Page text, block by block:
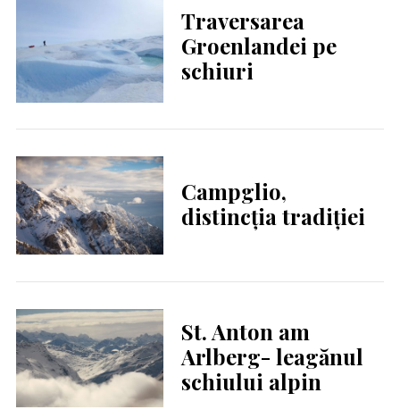
Traversarea
Groenlandei pe
schiuri
Campglio,
distincția tradiției
St. Anton am
Arlberg- leagănul
schiului alpin